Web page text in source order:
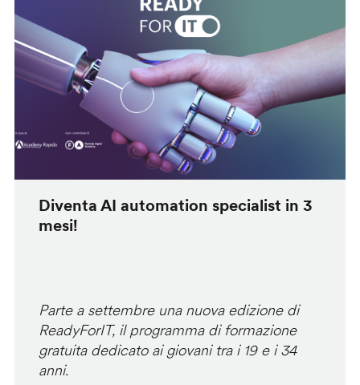
Diventa AI automation specialist in 3
mesi!
Parte a settembre una nuova edizione di
ReadyForIT, il programma di formazione
gratuita dedicato ai giovani tra i 19 e i 34
anni.